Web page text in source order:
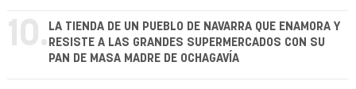
10. LA TIENDA DE UN PUEBLO DE NAVARRA QUE ENAMORA Y
RESISTE A LAS GRANDES SUPERMERCADOS CON SU
PAN DE MASA MADRE DE OCHAGAVÍA